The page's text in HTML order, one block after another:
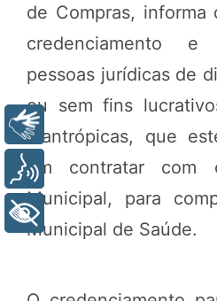
de Compras,
credenciamento
pessoas jurídicas de
ou sem fins
filantrópicas, que
em contratar com
Municipal, para
Municipal de Saúde.
Libras
Voz
+ Acessibilidade